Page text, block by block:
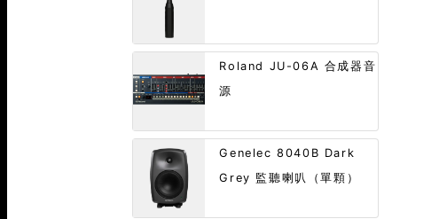
Roland JU-06A 合成器音
源
Genelec 8040B Dark
Grey 監聽喇叭（單顆）